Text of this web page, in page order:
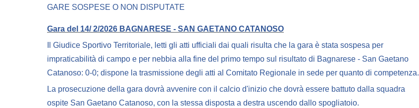
GARE SOSPESE O NON DISPUTATE
Gara del 14/ 2/2026 BAGNARESE - SAN GAETANO CATANOSO
Il Giudice Sportivo Territoriale, letti gli atti ufficiali dai quali risulta che la gara è stata sospesa per
impraticabilità di campo e per nebbia alla fine del primo tempo sul risultato di Bagnarese - San Gaetano
Catanoso: 0-0; dispone la trasmissione degli atti al Comitato Regionale in sede per quanto di competenza.
La prosecuzione della gara dovrà avvenire con il calcio d'inizio che dovrà essere battuto dalla squadra
ospite San Gaetano Catanoso, con la stessa disposta a destra uscendo dallo spogliatoio.